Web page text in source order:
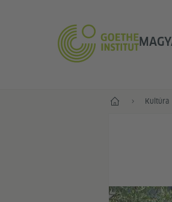
Főoldal Kultúra